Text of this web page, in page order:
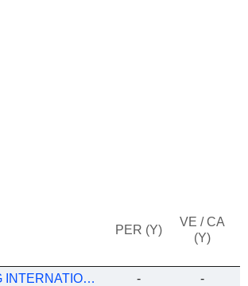
PER (Y)
VE / CA
(Y)
XIANHENG INTERNATIONAL SCIENCE&TECHNOLOGY CO., LTD. -
-